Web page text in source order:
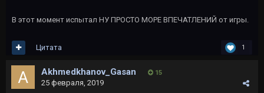
В этот момент испытал НУ ПРОСТО МОРЕ ВПЕЧАТЛЕНИЙ от игры.
1
Цитата
Akhmedkhanov_Gasan 15
25 февраля, 2019